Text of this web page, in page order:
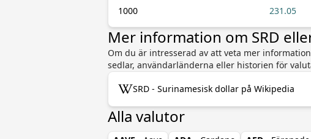
1000 231.05
Mer information om SRD
Om du är intresserad av att veta mer
sedlar, användarländerna eller historien för
SRD - Surinamesisk dollar på Wikipedia
Alla valutor